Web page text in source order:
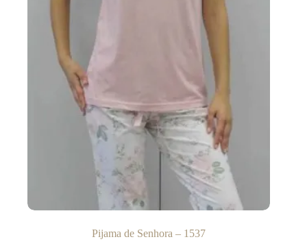
Pijama de Senhora – 1537